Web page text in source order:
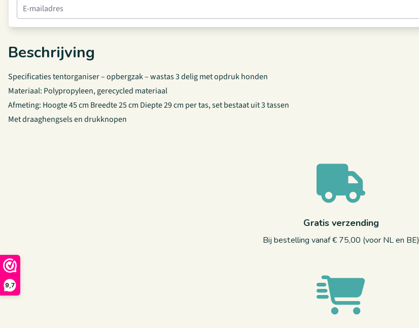
9,7
Beschrijving
Specificaties tentorganiser – opbergzak – wastas 3 delig met opdruk honden
Materiaal: Polypropyleen, gerecycled materiaal
Afmeting: Hoogte 45 cm Breedte 25 cm Diepte 29 cm per tas, set bestaat uit 3 tassen
Met draaghengsels en drukknopen
Gratis verzending
Bij bestelling vanaf € 75,00 (voor NL en BE)